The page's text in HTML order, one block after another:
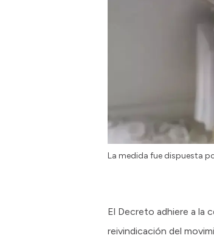
La medida fue dispuesta
El Decreto adhiere a la
reivindicación del